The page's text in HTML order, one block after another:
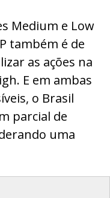
Medium e Low
também é de
as ações na
E em ambas
o Brasil
parcial de
uma